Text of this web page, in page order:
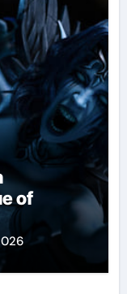
of